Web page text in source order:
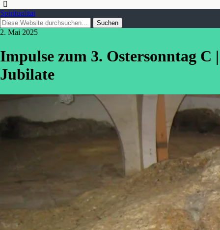
Spiritualität
2. Mai 2025
Impulse zum 3. Ostersonntag C |
Jubilate